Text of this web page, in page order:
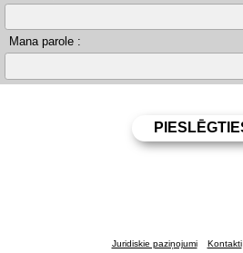
Mana parole :
Juridiskie paziņojumi Kontakti